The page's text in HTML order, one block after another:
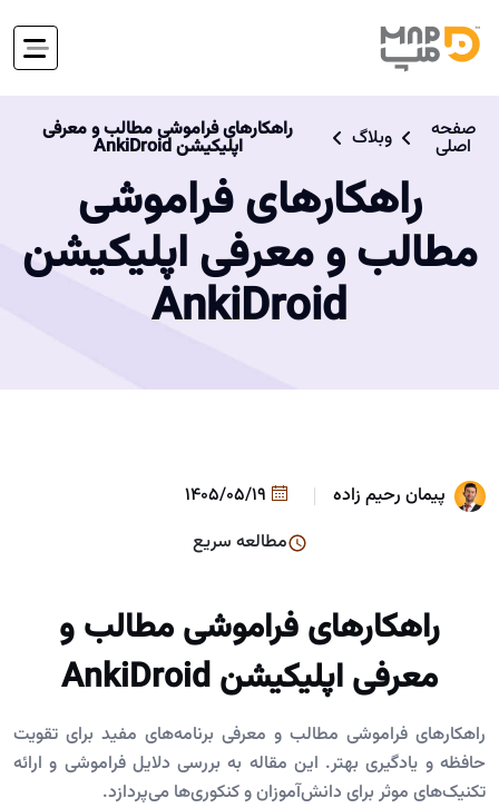
صفحه
اصلی وبلاگ راهکار‌های فراموشی مطالب و معرفی
اپلیکیشن AnkiDroid
راهکار‌های فراموشی
مطالب و معرفی اپلیکیشن
AnkiDroid
پیمان رحیم زاده
مطالعه سریع
راهکار‌های فراموشی مطالب و
معرفی اپلیکیشن AnkiDroid
راهکار‌های فراموشی مطالب و معرفی برنامه‌های مفید برای تقویت
حافظه و یادگیری بهتر. این مقاله به بررسی دلایل فراموشی و ارائه
تکنیک‌های موثر برای دانش‌آموزان و کنکوری‌ها می‌پردازد.